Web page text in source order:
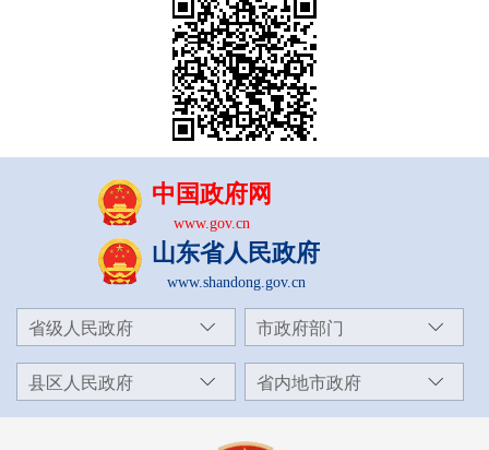
中国政府网
www.gov.cn
山东省人民政府
www.shandong.gov.cn
省级人民政府 市政府部门
县区人民政府 省内地市政府